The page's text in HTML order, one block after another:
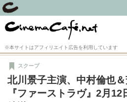
※本サイトはアフィリエイト広告を利用しています
北川景子主演、中村倫也
『ファーストラヴ』2月
スクープ